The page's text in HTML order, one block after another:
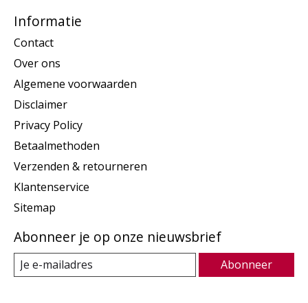
Informatie
Contact
Over ons
Algemene voorwaarden
Disclaimer
Privacy Policy
Betaalmethoden
Verzenden & retourneren
Klantenservice
Sitemap
Abonneer je op onze nieuwsbrief
Abonneer